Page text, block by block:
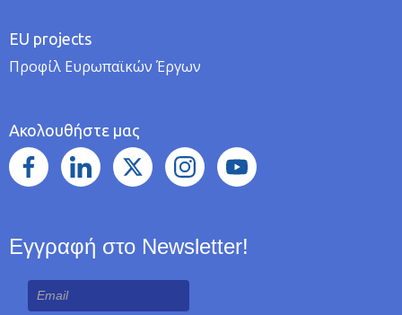
EU projects
Προφίλ Ευρωπαϊκών Έργων
Ακολουθήστε μας
Εγγραφή στο Newsletter!